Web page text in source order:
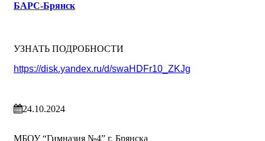
БАРС-Брянск
УЗНАТЬ ПОДРОБНОСТИ
https://disk.yandex.ru/d/swaHDFr10_ZKJg
24.10.2024
МБОУ “Гимназия №4” г. Брянска